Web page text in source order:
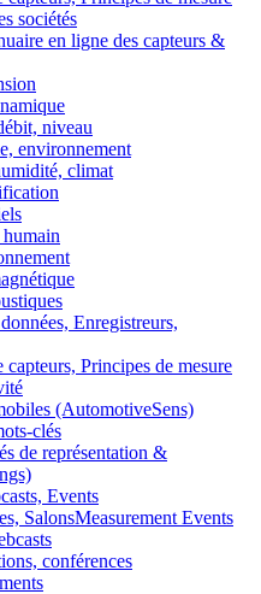
sociétés
en ligne des capteurs &
niveau
environnement
climat
Enregistreurs,
Principes de mesure
(AutomotiveSens)
clés
de représentation &
Events
SalonsMeasurement Events
conférences